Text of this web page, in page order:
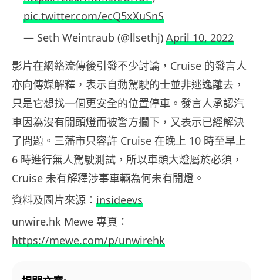
pic.twitter.com/ecQ5xXuSnS
— Seth Weintraub (@llsethj) April 10, 2022
影片在網絡流傳後引發不少討論，Cruise 的發言人
亦向傳媒解釋，表示自動駕駛的士並非逃逸離去，
只是它想找一個更安全的位置停車。發言人承認汽
車因為沒有開頭燈而被警方攔下，又表示已經解決
了問題。三藩市只容許 Cruise 在晚上 10 時至早上
6 時進行無人駕駛測試，所以車頭大燈屬於必須，
Cruise 未有解釋涉事車輛為何未有開燈。
資料及圖片來源： insideevs
unwire.hk Mewe 專頁：
https://mewe.com/p/unwirehk